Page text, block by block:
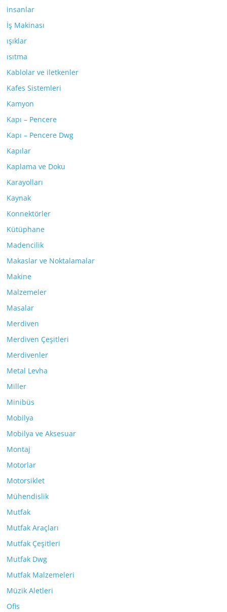
insanlar
İş Makinası
ışıklar
ısıtma
Kablolar ve iletkenler
Kafes Sistemleri
Kamyon
Kapı – Pencere
Kapı – Pencere Dwg
Kapılar
Kaplama ve Doku
Karayolları
Kaynak
Konnektörler
Kütüphane
Madencilik
Makaslar ve Noktalamalar
Makine
Malzemeler
Masalar
Merdiven
Merdiven Çeşitleri
Merdivenler
Metal Levha
Miller
Minibüs
Mobilya
Mobilya ve Aksesuar
Montaj
Motorlar
Motorsiklet
Mühendislik
Mutfak
Mutfak Araçları
Mutfak Çeşitleri
Mutfak Dwg
Mutfak Malzemeleri
Müzik Aletleri
Ofis